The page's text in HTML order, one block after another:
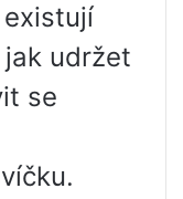
udržet
se